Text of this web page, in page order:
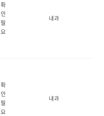
확
인
필
요
내과
확
인
필
요
내과